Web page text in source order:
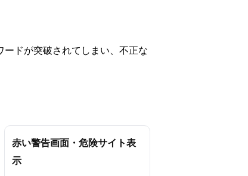
ドが突破されてしまい、不正な
赤い警告画面・危険サイト表
示